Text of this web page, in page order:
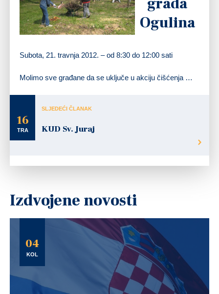
Ogulina
Subota, 21. travnja 2012. – od 8:30 do 12:00 sati
Molimo sve građane da se uključe u akciju čišćenja …
16
TRA
SLJEDEĆI ČLANAK
KUD Sv. Juraj
Izdvojene novosti
04
KOL